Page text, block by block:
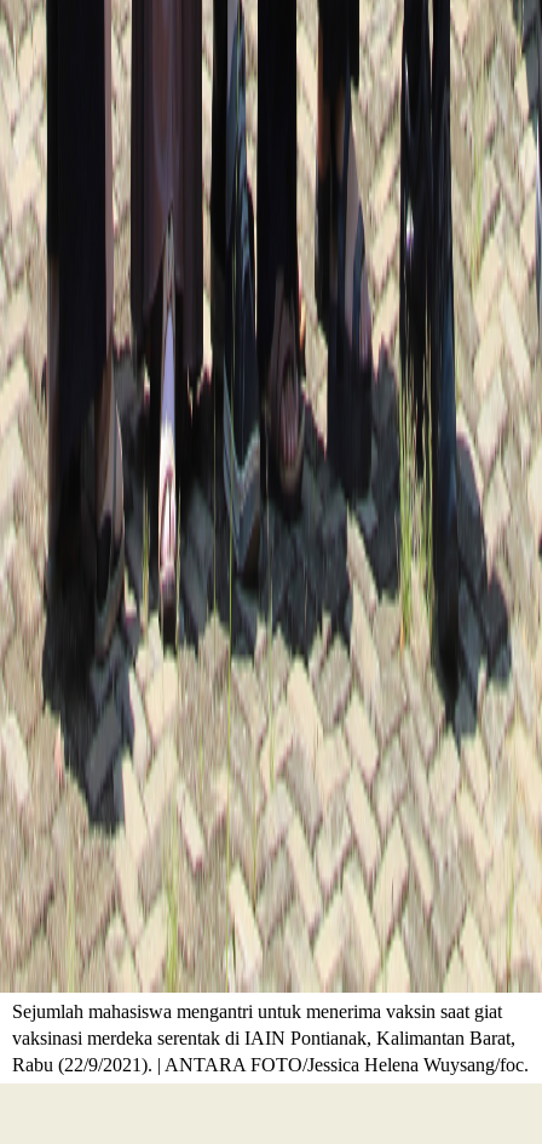
Sejumlah mahasiswa mengantri untuk menerima vaksin saat giat
vaksinasi merdeka serentak di IAIN Pontianak, Kalimantan Barat,
Rabu (22/9/2021). | ANTARA FOTO/Jessica Helena Wuysang/foc.